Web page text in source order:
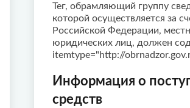
Тег, обрамляющий группу
которой осуществляется за
Российской Федерации,
юридических лиц, должен
itemtype="http://
Информация о
средств